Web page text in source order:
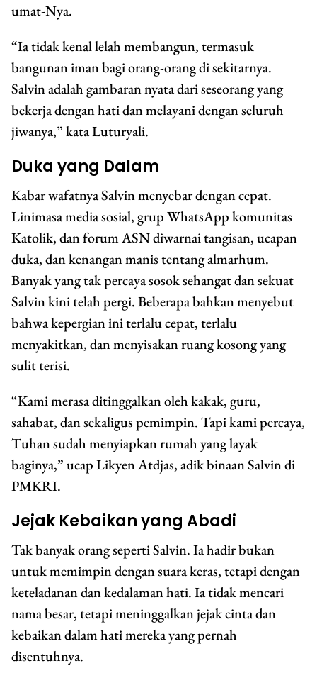
umat-Nya.
“Ia tidak kenal lelah membangun, termasuk
bangunan iman bagi orang-orang di sekitarnya.
Salvin adalah gambaran nyata dari seseorang yang
bekerja dengan hati dan melayani dengan seluruh
jiwanya,” kata Luturyali.
Duka yang Dalam
Kabar wafatnya Salvin menyebar dengan cepat.
Linimasa media sosial, grup WhatsApp komunitas
Katolik, dan forum ASN diwarnai tangisan, ucapan
duka, dan kenangan manis tentang almarhum.
Banyak yang tak percaya sosok sehangat dan sekuat
Salvin kini telah pergi. Beberapa bahkan menyebut
bahwa kepergian ini terlalu cepat, terlalu
menyakitkan, dan menyisakan ruang kosong yang
sulit terisi.
“Kami merasa ditinggalkan oleh kakak, guru,
sahabat, dan sekaligus pemimpin. Tapi kami percaya,
Tuhan sudah menyiapkan rumah yang layak
baginya,” ucap Likyen Atdjas, adik binaan Salvin di
PMKRI.
Jejak Kebaikan yang Abadi
Tak banyak orang seperti Salvin. Ia hadir bukan
untuk memimpin dengan suara keras, tetapi dengan
keteladanan dan kedalaman hati. Ia tidak mencari
nama besar, tetapi meninggalkan jejak cinta dan
kebaikan dalam hati mereka yang pernah
disentuhnya.